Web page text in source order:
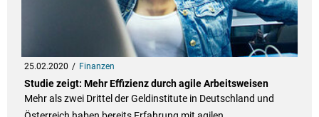
25.02.2020 Finanzen
Studie zeigt: Mehr Effizienz durch agile Arbeitsweisen
Mehr als zwei Drittel der Geldinstitute in Deutschland und